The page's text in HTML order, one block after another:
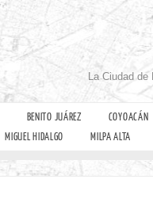
La Ciudad
BENITO JUÁREZ
COYOACÁN
MIGUEL HIDALGO MILPA ALTA